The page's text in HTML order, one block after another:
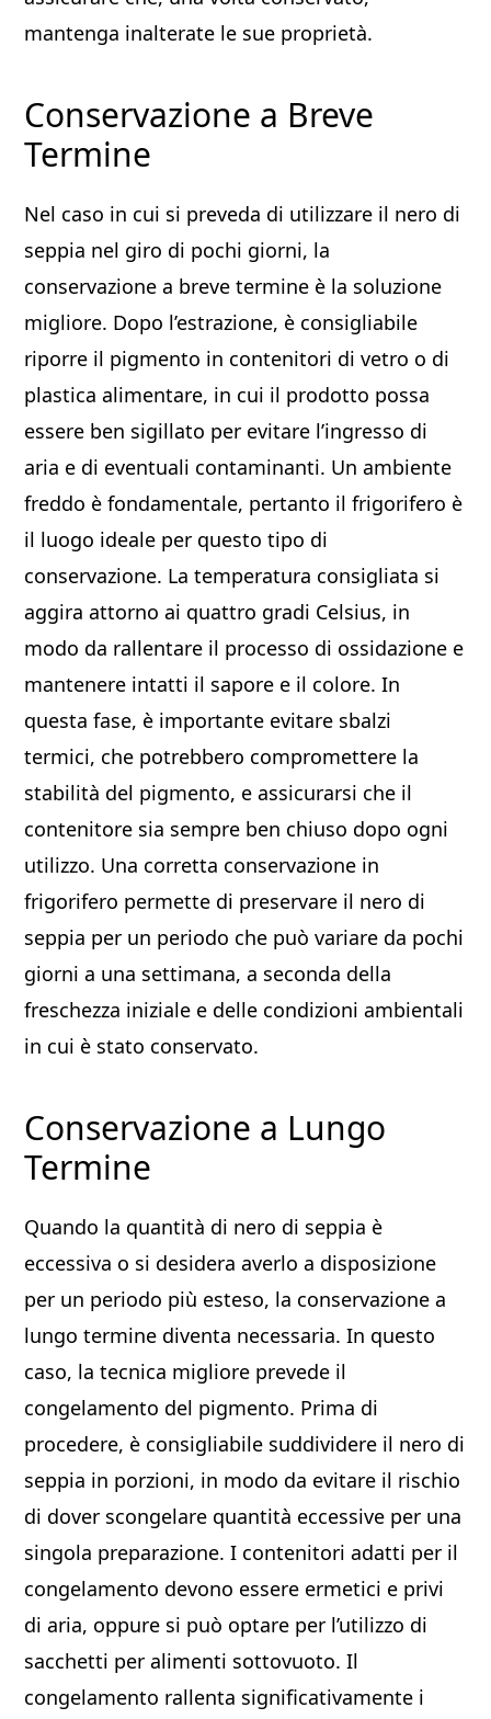
mantenga inalterate le sue proprietà.
Conservazione a Breve
Termine
Nel caso in cui si preveda di utilizzare il nero di
seppia nel giro di pochi giorni, la
conservazione a breve termine è la soluzione
migliore. Dopo l’estrazione, è consigliabile
riporre il pigmento in contenitori di vetro o di
plastica alimentare, in cui il prodotto possa
essere ben sigillato per evitare l’ingresso di
aria e di eventuali contaminanti. Un ambiente
freddo è fondamentale, pertanto il frigorifero è
il luogo ideale per questo tipo di
conservazione. La temperatura consigliata si
aggira attorno ai quattro gradi Celsius, in
modo da rallentare il processo di ossidazione e
mantenere intatti il sapore e il colore. In
questa fase, è importante evitare sbalzi
termici, che potrebbero compromettere la
stabilità del pigmento, e assicurarsi che il
contenitore sia sempre ben chiuso dopo ogni
utilizzo. Una corretta conservazione in
frigorifero permette di preservare il nero di
seppia per un periodo che può variare da pochi
giorni a una settimana, a seconda della
freschezza iniziale e delle condizioni ambientali
in cui è stato conservato.
Conservazione a Lungo
Termine
Quando la quantità di nero di seppia è
eccessiva o si desidera averlo a disposizione
per un periodo più esteso, la conservazione a
lungo termine diventa necessaria. In questo
caso, la tecnica migliore prevede il
congelamento del pigmento. Prima di
procedere, è consigliabile suddividere il nero di
seppia in porzioni, in modo da evitare il rischio
di dover scongelare quantità eccessive per una
singola preparazione. I contenitori adatti per il
congelamento devono essere ermetici e privi
di aria, oppure si può optare per l’utilizzo di
sacchetti per alimenti sottovuoto. Il
congelamento rallenta significativamente i